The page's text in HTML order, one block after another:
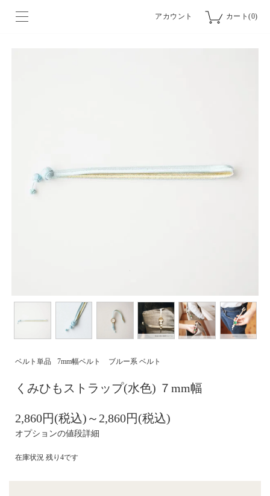
アカウント カート(0)
ベルト単品 7mm幅ベルト ブルー系 ベルト
くみひもストラップ(水色) ７mm幅
2,860円(税込)～2,860円(税込)
オプションの値段詳細
在庫状況 残り4です